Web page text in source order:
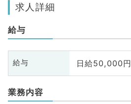
求人詳細
給与
給与 日給50,000円
業務内容